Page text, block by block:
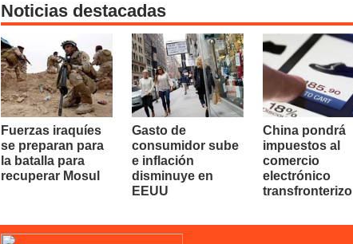
Noticias destacadas
Fuerzas iraquíes
se preparan para
la batalla para
recuperar Mosul
Gasto de
consumidor sube
e inflación
disminuye en
EEUU
China pondrá
impuestos al
comercio
electrónico
transfronterizo